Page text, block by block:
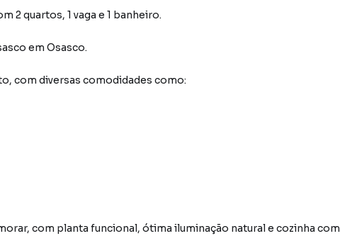
2 quartos, 1 vaga e 1 banheiro.
em Osasco.
, com diversas comodidades como:
com planta funcional, ótima iluminação natural e cozinha com